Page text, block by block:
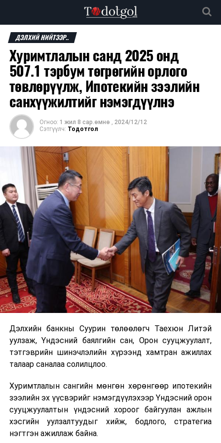
ДЭЛХИЙ НИЙТЭЭР..
Хуримтлалын санд 2025 онд
507.1 тэрбум төгрөгийн орлого
төвлөрүүлж, Ипотекийн зээлийн
санхүүжилтийг нэмэгдүүлнэ
Огноо: 1 жил 8 сар.өмнө , 2024/12/12
Сэтгүүлч: Тодотгол
Дэлхийн банкны Суурин төлөөлөгч Таехюн Литэй
уулзаж, Үндэсний баялгийн сан, Орон сууцжуулалт,
тэтгэврийн шинэчлэлийн хүрээнд хамтран ажиллах
талаар саналаа солилцлоо.
Хуримтлалын сангийн мөнгөн хөрөнгөөр ипотекийн
зээлийн эх үүсвэрийг нэмэгдүүлэхээр Үндэсний орон
сууцжуулалтын үндэсний хороог байгуулан ажлын
хэсгийн уулзалтуудыг хийж, бодлого, стратегиа
нэгтгэн ажиллаж байна.